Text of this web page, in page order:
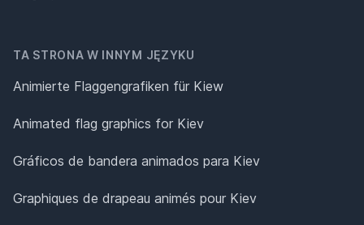
TA STRONA W INNYM JĘZYKU
Animierte Flaggengrafiken für Kiew
Animated flag graphics for Kiev
Gráficos de bandera animados para Kiev
Graphiques de drapeau animés pour Kiev